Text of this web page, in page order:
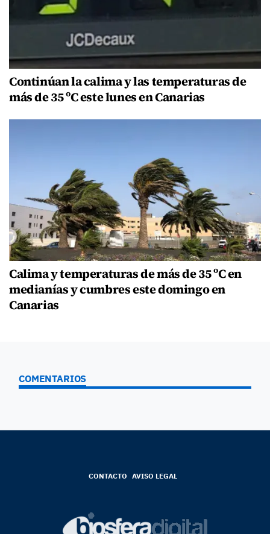
Continúan la calima y las temperaturas de
más de 35 ºC este lunes en Canarias
Calima y temperaturas de más de 35 ºC en
medianías y cumbres este domingo en
Canarias
COMENTARIOS
CONTACTO AVISO LEGAL